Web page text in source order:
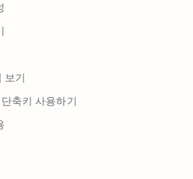
보기
축키 사용하기